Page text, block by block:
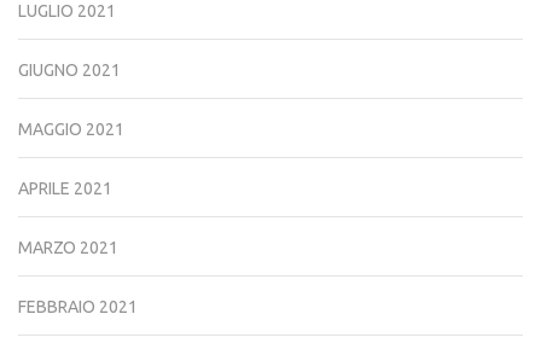
LUGLIO 2021
GIUGNO 2021
MAGGIO 2021
APRILE 2021
MARZO 2021
FEBBRAIO 2021